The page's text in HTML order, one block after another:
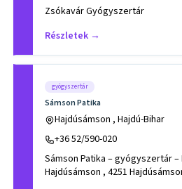
Zsókavár Gyógyszertár
Részletek →
gyógyszertár
Sámson Patika
Hajdúsámson , Hajdú-Bihar
+36 52/590-020
Sámson Patika – gyógyszertár –
Hajdúsámson , 4251